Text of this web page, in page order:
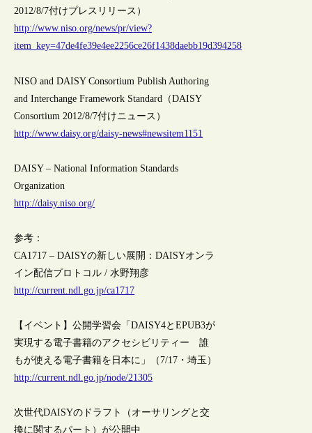
2012/8/7付けプレスリリース）
http://www.niso.org/news/pr/view?
item_key=47de4fe39e4ee2256ce26f1438daebb19d394258
NISO and DAISY Consortium Publish Authoring
and Interchange Framework Standard（DAISY
Consortium 2012/8/7付けニュース）
http://www.daisy.org/daisy-news#newsitem1151
DAISY – National Information Standards
Organization
http://daisy.niso.org/
参考：
CA1717 – DAISYの新しい展開：DAISYオンラ
イン配信プロトコル / 水野翔彦
http://current.ndl.go.jp/ca1717
【イベント】公開学習会「DAISY4とEPUB3が
実現する電子書籍のアクセシビリティー 誰
もが使える電子書籍を日本に」（7/17・埼玉）
http://current.ndl.go.jp/node/21305
次世代DAISYのドラフト（オーサリングと交
換に関するパート）が公開中